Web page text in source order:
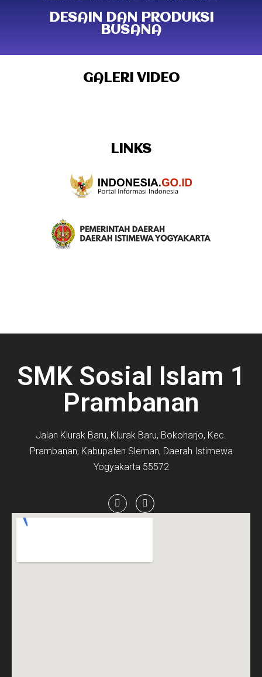
DESAIN DAN PRODUKSI
BUSANA
GALERI VIDEO
LINKS
SMK Sosial Islam 1
Prambanan
Jalan Klurak Baru, Klurak Baru, Bokoharjo, Kec.
Prambanan, Kabupaten Sleman, Daerah Istimewa
Yogyakarta 55572